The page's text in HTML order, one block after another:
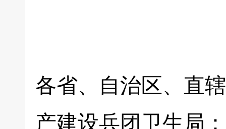
各省、自治区、直
产建设兵团卫生局：